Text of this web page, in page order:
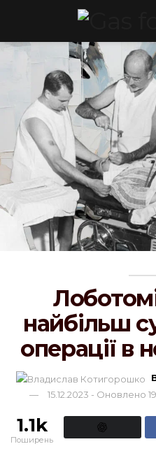
найбільш
операції в
15.12.2023 - Оновлено
1.1k
Поширень